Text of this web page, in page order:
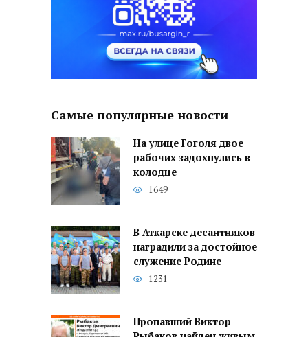
Самые популярные новости
На улице Гоголя двое
рабочих задохнулись в
колодце
1649
В Аткарске десантников
наградили за достойное
служение Родине
1231
Пропавший Виктор